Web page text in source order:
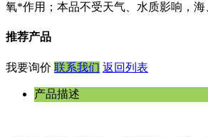
氧*作用；本品不受天气、水质影响，
推荐产品
我要询价 联系我们 返回列表
产品描述